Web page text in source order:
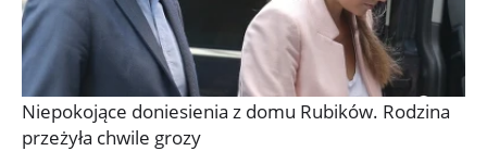
Niepokojące doniesienia z domu Rubików. Rodzina
przeżyła chwile grozy